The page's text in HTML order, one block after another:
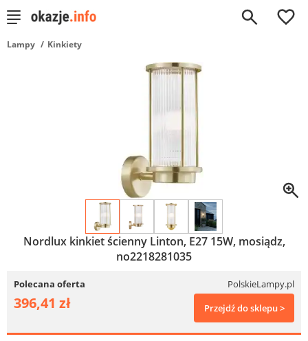
0
Lampy Kinkiety
Nordlux kinkiet ścienny Linton, E27 15W, mosiądz,
no2218281035
Polecana oferta PolskieLampy.pl
396,41 zł Przejdź do sklepu >